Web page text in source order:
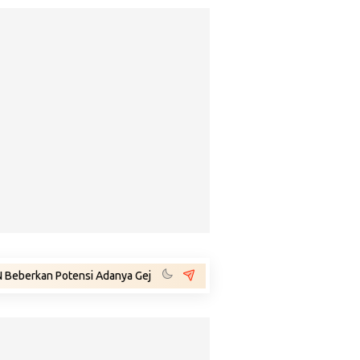
Adanya Gejolak Agustus 2026: Masuk Fase Krisis, Tinggal